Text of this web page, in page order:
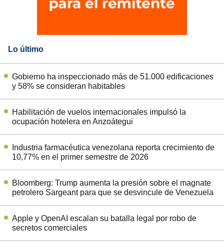
Lo último
Gobierno ha inspeccionado más de 51.000 edificaciones
y 58% se consideran habitables
Habilitación de vuelos internacionales impulsó la
ocupación hotelera en Anzoátegui
Industria farmacéutica venezolana reporta crecimiento de
10,77% en el primer semestre de 2026
Bloomberg: Trump aumenta la presión sobre el magnate
petrolero Sargeant para que se desvincule de Venezuela
Apple y OpenAI escalan su batalla legal por robo de
secretos comerciales